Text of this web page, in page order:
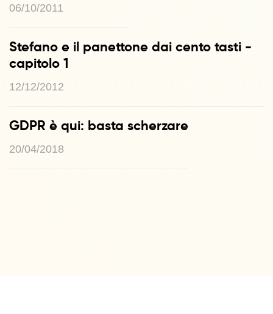
06/10/2011
Stefano e il panettone dai cento tasti -
capitolo 1
12/12/2012
GDPR è qui: basta scherzare
20/04/2018